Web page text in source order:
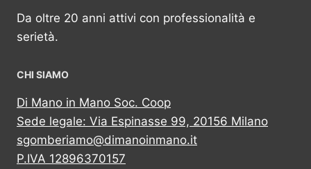
Da oltre 20 anni attivi con professionalità e
serietà.
CHI SIAMO
Di Mano in Mano Soc. Coop
Sede legale: Via Espinasse 99, 20156 Milano
sgomberiamo@dimanoinmano.it
P.IVA 12896370157